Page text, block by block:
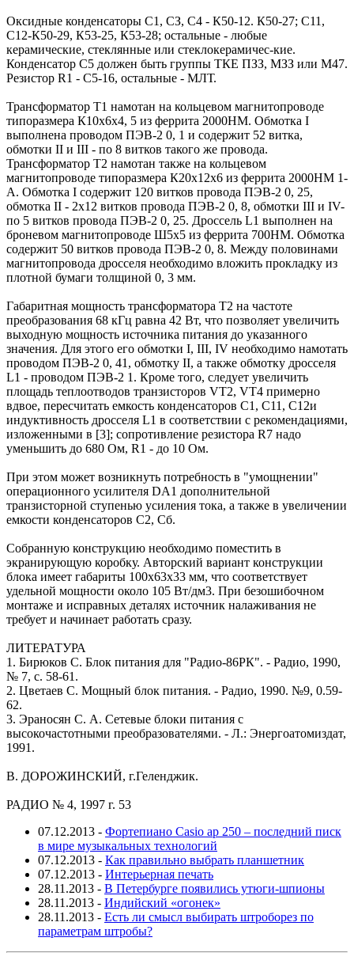
Оксидные конденсаторы С1, СЗ, С4 - К50-12. К50-27; С11,
С12-К50-29, К53-25, К53-28; остальные - любые
керамические, стеклянные или стеклокерамичес-кие.
Конденсатор С5 должен быть группы ТКЕ ПЗЗ, МЗЗ или М47.
Резистор R1 - С5-16, остальные - МЛТ.
Трансформатор Т1 намотан на кольцевом магнитопроводе
типоразмера К10х6х4, 5 из феррита 2000НМ. Обмотка I
выполнена проводом ПЭВ-2 0, 1 и содержит 52 витка,
обмотки II и III - по 8 витков такого же провода.
Трансформатор Т2 намотан также на кольцевом
магнитопроводе типоразмера К20х12х6 из феррита 2000НМ 1-
А. Обмотка I содержит 120 витков провода ПЭВ-2 0, 25,
обмотка II - 2х12 витков провода ПЭВ-2 0, 8, обмотки III и IV-
по 5 витков провода ПЭВ-2 0, 25. Дроссель L1 выполнен на
броневом магнитопроводе Ш5х5 из феррита 700НМ. Обмотка
содержит 50 витков провода ПЭВ-2 0, 8. Между половинами
магнитопровода дросселя необходимо вложить прокладку из
плотной бумаги толщиной 0, 3 мм.
Габаритная мощность трансформатора Т2 на частоте
преобразования 68 кГц равна 42 Вт, что позволяет увеличить
выходную мощность источника питания до указанного
значения. Для этого его обмотки I, III, IV необходимо намотать
проводом ПЭВ-2 0, 41, обмотку II, а также обмотку дросселя
L1 - проводом ПЭВ-2 1. Кроме того, следует увеличить
площадь теплоотводов транзисторов VT2, VT4 примерно
вдвое, пересчитать емкость конденсаторов С1, С11, С12и
индуктивность дросселя L1 в соответствии с рекомендациями,
изложенными в [3]; сопротивление резистора R7 надо
уменьшить до 680 Ом, R1 - до 10 Ом.
При этом может возникнуть потребность в "умощнении"
операционного усилителя DA1 дополнительной
транзисторной ступенью усиления тока, а также в увеличении
емкости конденсаторов С2, Сб.
Собранную конструкцию необходимо поместить в
экранирующую коробку. Авторский вариант конструкции
блока имеет габариты 100х63х33 мм, что соответствует
удельной мощности около 105 Вт/дм3. При безошибочном
монтаже и исправных деталях источник налаживания не
требует и начинает работать сразу.
ЛИТЕРАТУРА
1. Бирюков С. Блок питания для "Радио-86РК". - Радио, 1990,
№ 7, с. 58-61.
2. Цветаев С. Мощный блок питания. - Радио, 1990. №9, 0.59-
62.
3. Эраносян С. А. Сетевые блоки питания с
высокочастотными преобразователями. - Л.: Энергоатомиздат,
1991.
В. ДОРОЖИНСКИЙ, г.Геленджик.
РАДИО № 4, 1997 г. 53
07.12.2013 - Фортепиано Casio ap 250 – последний писк
в мире музыкальных технологий
07.12.2013 - Как правильно выбрать планшетник
07.12.2013 - Интерьерная печать
28.11.2013 - В Петербурге появились утюги-шпионы
28.11.2013 - Индийский «огонек»
28.11.2013 - Есть ли смысл выбирать штроборез по
параметрам штробы?